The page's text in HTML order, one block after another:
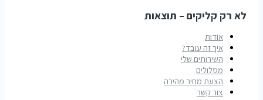
לא רק קליקים – תוצאות
אודות
איך זה עובד?
השירותים שלי
מסלולים
הצעת מחיר מהירה
צור קשר